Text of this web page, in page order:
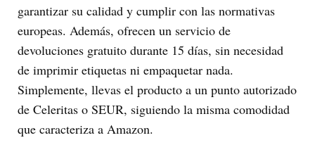
garantizar su calidad y cumplir con las normativas
europeas. Además, ofrecen un servicio de
devoluciones gratuito durante 15 días, sin necesidad
de imprimir etiquetas ni empaquetar nada.
Simplemente, llevas el producto a un punto autorizado
de Celeritas o SEUR, siguiendo la misma comodidad
que caracteriza a Amazon.